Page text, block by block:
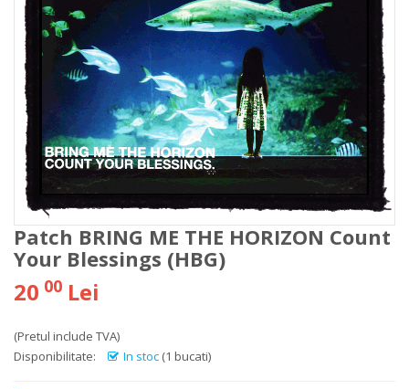
Patch BRING ME THE HORIZON Count
Your Blessings (HBG)
20 00 Lei
(Pretul include TVA)
Disponibilitate:
In stoc (1 bucati)